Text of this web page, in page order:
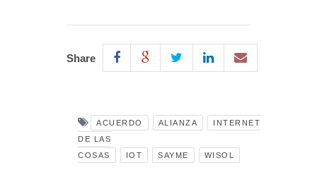
Share
ACUERDO ALIANZA
INTERNET
DE LAS
COSAS
IOT SAYME WISOL